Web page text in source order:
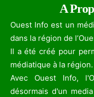
A
Ouest Info est un
dans la région de
Il a été créé pour
médiatique à la région.
Avec Ouest Info,
désormais d'un